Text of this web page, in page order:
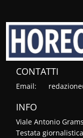
CONTATTI
Email:
INFO
Viale Antonio
Testata